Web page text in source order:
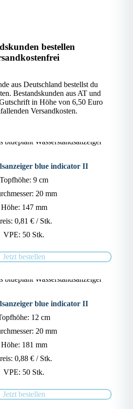
bestellen
aus Deutschland bestellst du
Bestandskunden aus AT und
in Höhe von 6,50 Euro
Versandkosten.
blue indicator II
Topfhöhe: 9 cm
20 mm
Höhe: 147 mm
0,81 € / Stk.
VPE: 50 Stk.
Jetzt bestellen
blue indicator II
12 cm
20 mm
Höhe: 181 mm
0,88 € / Stk.
VPE: 50 Stk.
Jetzt bestellen